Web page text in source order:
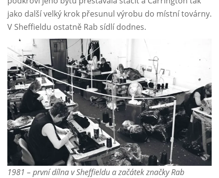
jako další velký krok přesunul výrobu do místní továrny.
V Sheffieldu ostatně Rab sídlí dodnes.
1981 – první dílna v Sheffieldu a začátek značky Rab